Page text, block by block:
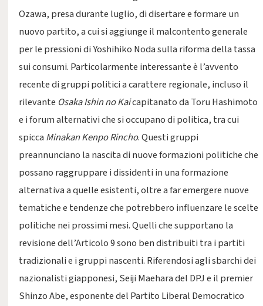
Ozawa, presa durante luglio, di disertare e formare un
nuovo partito, a cui si aggiunge il malcontento generale
per le pressioni di Yoshihiko Noda sulla riforma della tassa
sui consumi. Particolarmente interessante è l’avvento
recente di gruppi politici a carattere regionale, incluso il
rilevante Osaka Ishin no Kaicapitanato da Toru Hashimoto
e i forum alternativi che si occupano di politica, tra cui
spicca Minakan Kenpo Rincho. Questi gruppi
preannunciano la nascita di nuove formazioni politiche che
possano raggruppare i dissidenti in una formazione
alternativa a quelle esistenti, oltre a far emergere nuove
tematiche e tendenze che potrebbero influenzare le scelte
politiche nei prossimi mesi. Quelli che supportano la
revisione dell’Articolo 9 sono ben distribuiti tra i partiti
tradizionali e i gruppi nascenti. Riferendosi agli sbarchi dei
nazionalisti giapponesi, Seiji Maehara del DPJ e il premier
Shinzo Abe, esponente del Partito Liberal Democratico